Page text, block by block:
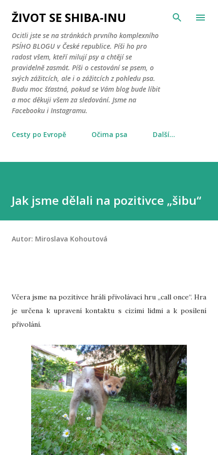
Přeskočit na hlavní obsah
ŽIVOT SE SHIBA-INU
Ocitli jste se na stránkách prvního komplexního
PSÍHO BLOGU v České republice. Píši ho pro
radost všem, kteří milují psy a chtějí se
pravidelně zasmát. Píši o cestování se psem, o
svých zážitcích, ale i o zážitcích z pohledu psa.
Budu moc šťastná, pokud se Vám blog bude líbit
a moc děkuji všem za sledování. Jsme na
Facebooku i Instagramu.
Cesty po Evropě Očima psa Další…
Jak jsme dělali na pozitivce „šibu“
Autor: Miroslava Kohoutová
Včera jsme na pozitivce hráli přivolávací hru „call once“. Hra
je určena k upravení kontaktu s cizími lidmi a k posílení
přivolání.